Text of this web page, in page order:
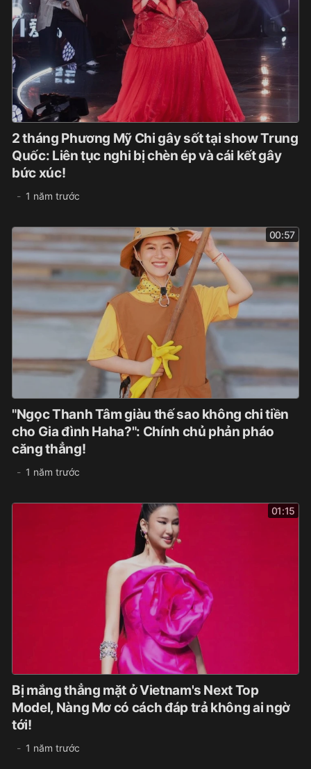
2 tháng Phương Mỹ Chi gây sốt tại show Trung
Quốc: Liên tục nghi bị chèn ép và cái kết gây
bức xúc!
1 năm trước
00:57
"Ngọc Thanh Tâm giàu thế sao không chi tiền
cho Gia đình Haha?": Chính chủ phản pháo
căng thẳng!
1 năm trước
01:15
Bị mắng thẳng mặt ở Vietnam's Next Top
Model, Nàng Mơ có cách đáp trả không ai ngờ
tới!
1 năm trước